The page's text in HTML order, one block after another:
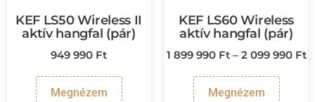
KEF LS50 Wireless II
aktív hangfal (pár)
949 990 Ft
Megnézem
KEF LS60 Wireless
aktív hangfal (pár)
1 899 990 Ft – 2 099 990 Ft
Megnézem